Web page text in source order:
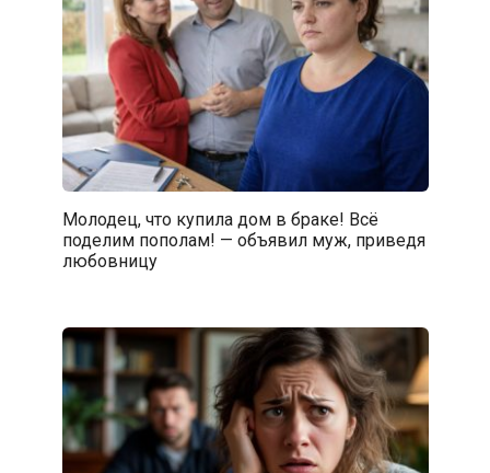
Молодец, что купила дом в браке! Всё
поделим пополам! — объявил муж, приведя
любовницу